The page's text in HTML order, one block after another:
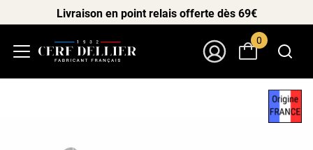
Livraison en point relais offerte dès 69€
0